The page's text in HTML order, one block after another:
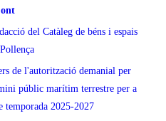
del Catàleg de béns i espais
de l'autorització demanial per
públic marítim terrestre per a
temporada 2025-2027